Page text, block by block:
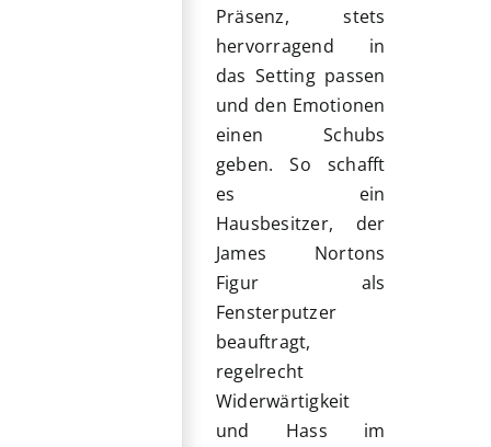
Präsenz, stets
hervorragend in
das Setting passen
und den Emotionen
einen Schubs
geben. So schafft
es ein
Hausbesitzer, der
James Nortons
Figur als
Fensterputzer
beauftragt,
regelrecht
Widerwärtigkeit
und Hass im